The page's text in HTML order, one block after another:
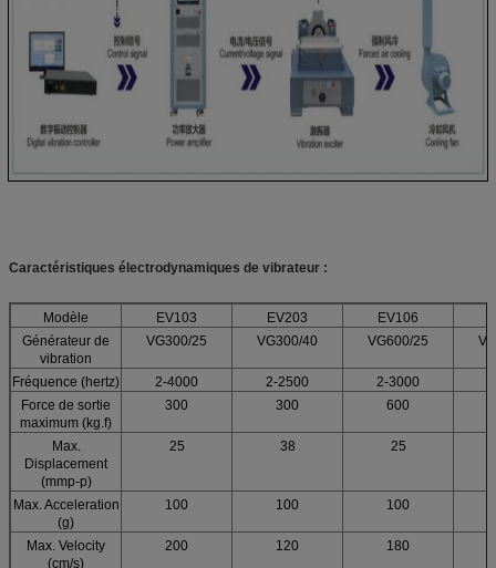
Caractéristiques électrodynamiques de vibrateur :
Modèle EV103 EV203 EV106
Générateur de
vibration
VG300/25 VG300/40 VG600/25
Fréquence (hertz) 2-4000 2-2500 2-3000
Force de sortie
maximum (kg.f)
300 300 600
Max.
Displacement
(mmp-p)
25 38 25
Max. Acceleration
(g)
100 100 100
Max. Velocity
(cm/s)
200 120 180